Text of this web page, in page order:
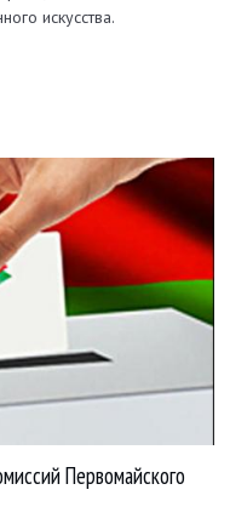
искусства.
Первомайского